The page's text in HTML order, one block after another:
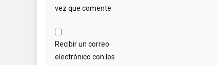
vez que comente.
Recibir un correo
electrónico con los